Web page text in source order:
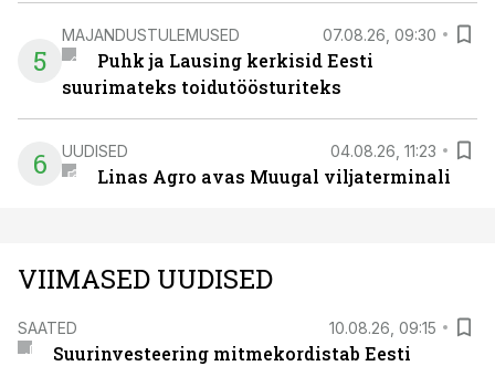
5
MAJANDUSTULEMUSED 07.08.26, 09:30
Puhk ja Lausing kerkisid Eesti
suurimateks toidutöösturiteks
6 UUDISED 04.08.26, 11:23
Linas Agro avas Muugal viljaterminali
VIIMASED UUDISED
SAATED 10.08.26, 09:15
Suurinvesteering mitmekordistab Eesti